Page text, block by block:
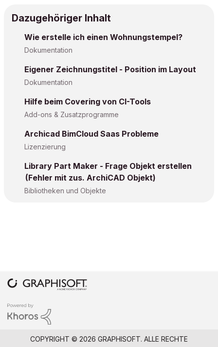
Dazugehöriger Inhalt
Wie erstelle ich einen Wohnungstempel?
Dokumentation
Eigener Zeichnungstitel - Position im Layout
Dokumentation
Hilfe beim Covering von CI-Tools
Add-ons & Zusatzprogramme
Archicad BimCloud Saas Probleme
Lizenzierung
Library Part Maker - Frage Objekt erstellen
(Fehler mit zus. ArchiCAD Objekt)
Bibliotheken und Objekte
COPYRIGHT © 2026 GRAPHISOFT. ALLE RECHTE